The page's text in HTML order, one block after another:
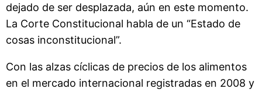
dejado de ser desplazada, aún en este momento.
La Corte Constitucional habla de un “Estado de
cosas inconstitucional”.
Con las alzas cíclicas de precios de los alimentos
en el mercado internacional registradas en 2008 y